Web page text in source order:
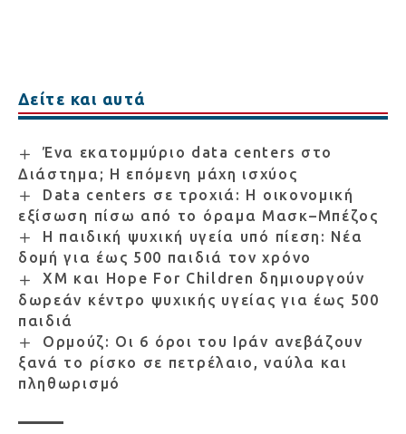
Δείτε και αυτά
Ένα εκατομμύριο data centers στο
Διάστημα; Η επόμενη μάχη ισχύος
Data centers σε τροχιά: Η οικονομική
εξίσωση πίσω από το όραμα Μασκ–Μπέζος
Η παιδική ψυχική υγεία υπό πίεση: Νέα
δομή για έως 500 παιδιά τον χρόνο
XM και Hope For Children δημιουργούν
δωρεάν κέντρο ψυχικής υγείας για έως 500
παιδιά
Ορμούζ: Οι 6 όροι του Ιράν ανεβάζουν
ξανά το ρίσκο σε πετρέλαιο, ναύλα και
πληθωρισμό